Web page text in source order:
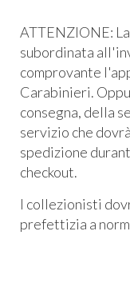
ATTENZIONE:
subordinata
comprovante
Carabinieri.
consegna, della
servizio che
spedizione
checkout.
I collezionisti
prefettizia a